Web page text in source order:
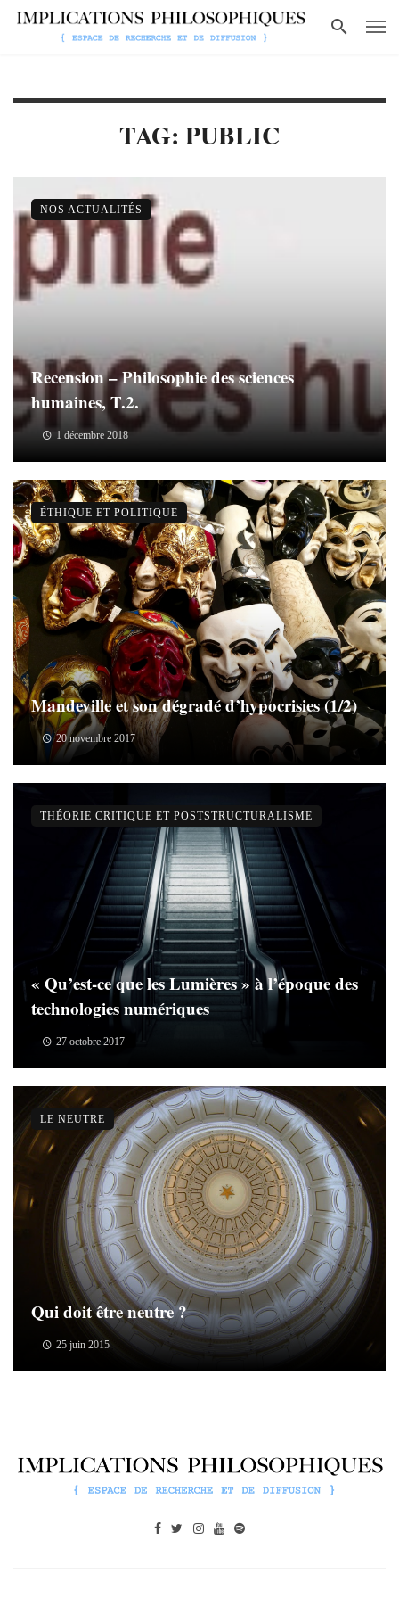
TAG: PUBLIC
Recension – Philosophie des sciences
humaines, T.2.
1 décembre 2018
NOS ACTUALITÉS
Mandeville et son dégradé d’hypocrisies (1/2)
20 novembre 2017
ÉTHIQUE ET POLITIQUE
« Qu’est-ce que les Lumières » à l’époque des
technologies numériques
27 octobre 2017
THÉORIE CRITIQUE ET POSTSTRUCTURALISME
Qui doit être neutre ?
25 juin 2015
LE NEUTRE